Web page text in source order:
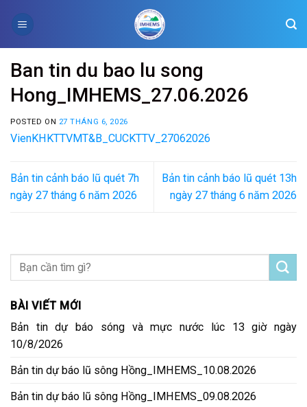
Ban tin du bao lu song
Hong_IMHEMS_27.06.2026
POSTED ON 27 THÁNG 6, 2026
VienKHKTTVMT&B_CUCKTTV_27062026
Bản tin cảnh báo lũ quét 7h
ngày 27 tháng 6 năm 2026
Bản tin cảnh báo lũ quét 13h
ngày 27 tháng 6 năm 2026
BÀI VIẾT MỚI
Bản tin dự báo sóng và mực nước lúc 13 giờ ngày
10/8/2026
Bản tin dự báo lũ sông Hồng_IMHEMS_10.08.2026
Bản tin dự báo lũ sông Hồng_IMHEMS_09.08.2026